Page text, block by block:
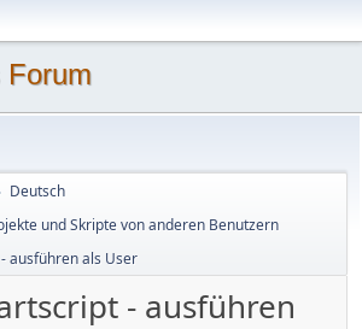
Forum
Deutsch
und Skripte von anderen Benutzern
ausführen als User
- ausführen